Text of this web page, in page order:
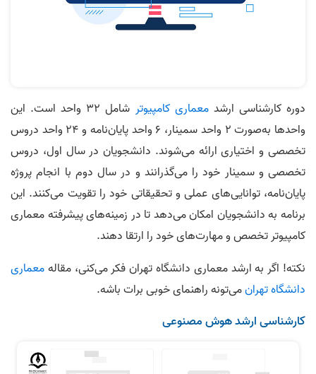
دوره کارشناسی ارشدمعماری کامپیوتر
شامل ۳۲ واحد است. این
واحدها به‌صورت ۲ واحد سمینار، ۶ واحد پایان‌نامه و ۲۴ واحد دروس
تخصصی و اختیاری ارائه می‌شوند. دانشجویان در سال اول، دروس
تخصصی و سمینار خود را می‌گذرانند و در سال دوم با انجام پروژه
پایان‌نامه، توانایی‌های عملی و تحقیقاتی خود را تقویت می‌کنند. این
برنامه به دانشجویان امکان می‌دهد تا در زمینه‌های پیشرفته معماری
کامپیوتر تخصص و مهارت‌های خود را ارتقا دهند.
نکته! اگر به ارشد معماری دانشگاه تهران فکر می‌کنی، مقالهمعماری
دانشگاه تهرانمی‌تونه راهنمای خوبی برات باشه.
کارشناسی ارشد هوش مصنوعی